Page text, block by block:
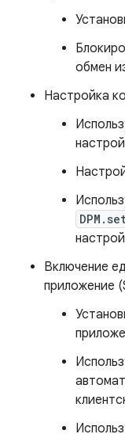
обмен
Настройка
Включение
приложение